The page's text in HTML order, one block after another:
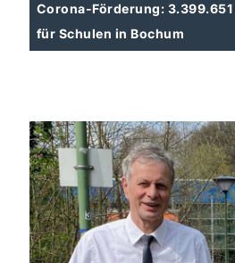
Corona-Förderung:
für Schulen in Bochum